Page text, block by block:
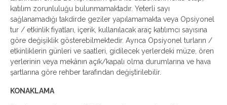
katılım zorunluluğu bulunmamaktadır. Yeterli sayı
sağlanamadığı takdirde geziler yapılamamakta veya Opsiyonel
tur / etkinlik fiyatları, içerik, kullanılacak araç katılımcı sayısına
göre değişiklik gösterebilmektedir. Ayrıca Opsiyonel turların /
etkinliklerin günleri ve saatleri, gidilecek yerlerdeki müze, ören
yerlerinin veya mekânın açık/kapalı olma durumlarına ve hava
şartlarına göre rehber tarafından değiştirilebilir.
KONAKLAMA